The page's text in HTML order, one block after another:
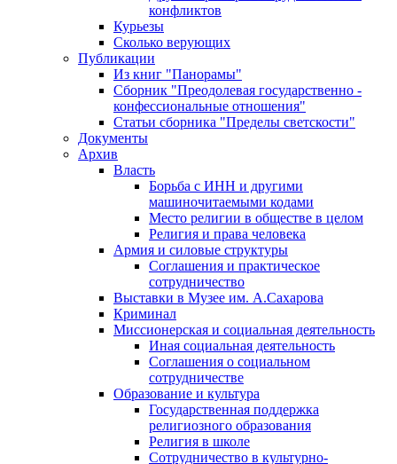
конфликтов
Курьезы
Сколько верующих
Публикации
Из книг "Панорамы"
Сборник "Преодолевая государственно -
конфессиональные отношения"
Статьи сборника "Пределы светскости"
Документы
Архив
Власть
Борьба с ИНН и другими
машиночитаемыми кодами
Место религии в обществе в целом
Религия и права человека
Армия и силовые структуры
Соглашения и практическое
сотрудничество
Выставки в Музее им. А.Сахарова
Криминал
Миссионерская и социальная деятельность
Иная социальная деятельность
Соглашения о социальном
сотрудничестве
Образование и культура
Государственная поддержка
религиозного образования
Религия в школе
Сотрудничество в культурно-